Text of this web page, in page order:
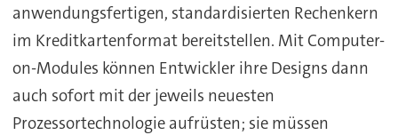
anwendungsfertigen, standardisierten Rechenkern
im Kreditkartenformat bereitstellen. Mit Computer-
on-Modules können Entwickler ihre Designs dann
auch sofort mit der jeweils neuesten
Prozessortechnologie aufrüsten; sie müssen